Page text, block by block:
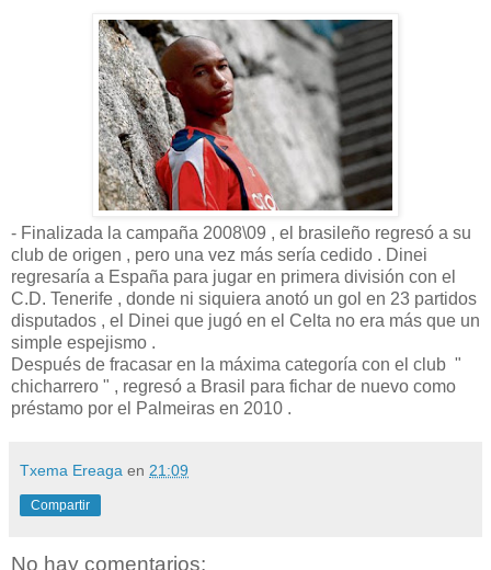
- Finalizada la campaña 2008\09 , el brasileño regresó a su
club de origen , pero una vez más sería cedido . Dinei
regresaría a España para jugar en primera división con el
C.D. Tenerife , donde ni siquiera anotó un gol en 23 partidos
disputados , el Dinei que jugó en el Celta no era más que un
simple espejismo .
Después de fracasar en la máxima categoría con el club "
chicharrero " , regresó a Brasil para fichar de nuevo como
préstamo por el Palmeiras en 2010 .
Txema Ereaga en 21:09
Compartir
No hay comentarios: